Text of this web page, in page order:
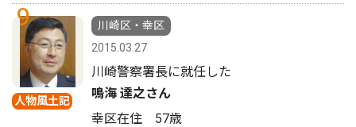
9
人物風土記
川崎区・幸区
2015.03.27
川崎警察署長に就任した
鳴海 達之さん
幸区在住 57歳